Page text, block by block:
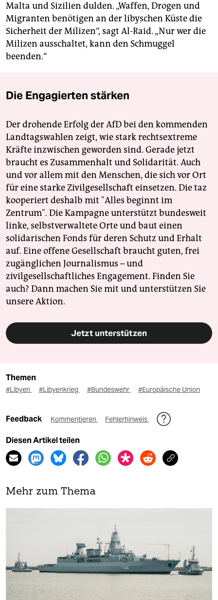
Malta und Sizilien dulden. „Waffen, Drogen und
Migranten benötigen an der libyschen Küste die
Sicherheit der Milizen“, sagt Al-Raid. „Nur wer die
Milizen ausschaltet, kann den Schmuggel
beenden.“
Die Engagierten stärken
Der drohende Erfolg der AfD bei den kommenden
Landtagswahlen zeigt, wie stark rechtsextreme
Kräfte inzwischen geworden sind. Gerade jetzt
braucht es Zusammenhalt und Solidarität. Auch
und vor allem mit den Menschen, die sich vor Ort
für eine starke Zivilgesellschaft einsetzen. Die taz
kooperiert deshalb mit "Alles beginnt im
Zentrum". Die Kampagne unterstützt bundesweit
linke, selbstverwaltete Orte und baut einen
solidarischen Fonds für deren Schutz und Erhalt
auf. Eine offene Gesellschaft braucht guten, frei
zugänglichen Journalismus – und
zivilgesellschaftliches Engagement. Finden Sie
auch? Dann machen Sie mit und unterstützen Sie
unsere Aktion.
Jetzt unterstützen
Themen
#Libyen #Libyenkrieg #Bundeswehr #Europäische Union
Feedback Kommentieren Fehlerhinweis
Diesen Artikel teilen
Mehr zum Thema